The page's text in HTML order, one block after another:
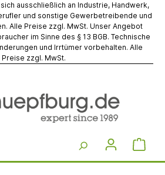
ausschließlich an Industrie, Handwerk,
und sonstige Gewerbetreibende und
Alle Preise zzgl. MwSt. Unser Angebot
im Sinne des § 13 BGB. Technische
und Irrtümer vorbehalten. Alle
Preise zzgl. MwSt.